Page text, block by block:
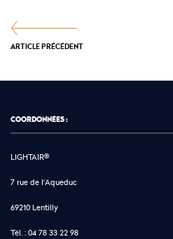
ARTICLE PRÉCÉDENT
COORDONNÉES :
LIGHTAIR®
7 rue de l'Aqueduc
69210 Lentilly
Tél. : 04 78 33 22 98